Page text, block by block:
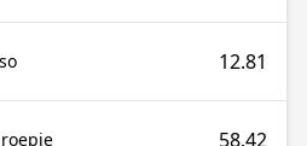
12.81
roepie 58.42